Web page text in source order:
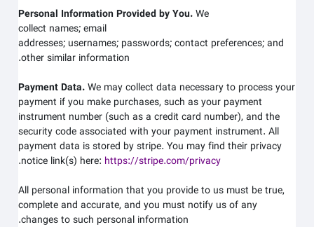
Personal Information Provided by You.We
collectnames;email
addresses;usernames;passwords;contact preferences;and
other similar information.
Payment Data.We may collect data necessary to process your
payment if you make purchases, such as your payment
instrument number (such as a credit card number), and the
security code associated with your payment instrument. All
payment data is stored bystripe. You may find their privacy
notice link(s) here:https://stripe.com/privacy
.
All personal information that you provide to us must be true,
complete and accurate, and you must notify us of any
changes to such personal information.